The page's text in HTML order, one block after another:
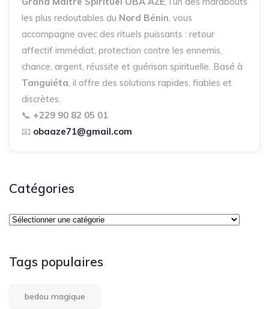
les plus redoutables du Nord Bénin, vous
accompagne avec des rituels puissants : retour
affectif immédiat, protection contre les ennemis,
chance, argent, réussite et guérison spirituelle. Basé à
Tanguiéta, il offre des solutions rapides, fiables et
discrètes.
📞 +229 90 82 05 01
📧 obaaze71@gmail.com
Catégories
Tags populaires
bedou magique